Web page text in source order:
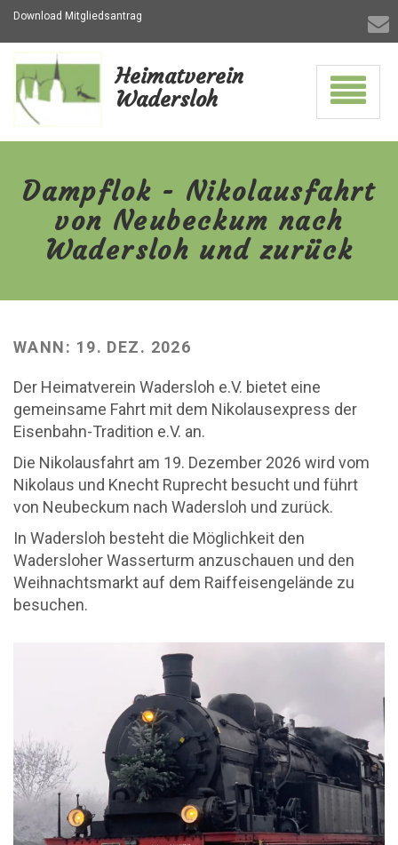
Download Mitgliedsantrag
von
Neubeckum
Wadersloh
Heimatverein
Wadersloh
ein-/
Dampflok - Nikolausfahrt
von Neubeckum nach
Wadersloh und zurück
WANN: 19. DEZ. 2026
Der Heimatverein Wadersloh e.V. bietet eine
gemeinsame Fahrt mit dem Nikolausexpress der
Eisenbahn-Tradition e.V. an.
Die Nikolausfahrt am 19. Dezember 2026 wird vom
Nikolaus und Knecht Ruprecht besucht und führt
von Neubeckum nach Wadersloh und zurück.
In Wadersloh besteht die Möglichkeit den
Wadersloher Wasserturm anzuschauen und den
Weihnachtsmarkt auf dem Raiffeisengelände zu
besuchen.